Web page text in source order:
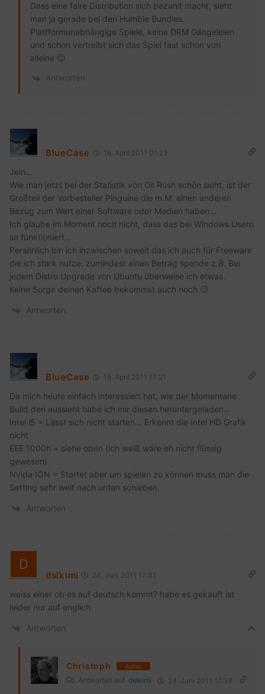
Dass eine faire Distribution sich bezahlt macht, sieht
man ja gerade bei den Humble Bundles.
Plattformunabhängige Spiele, keine DRM Gängeleien
und schon vertreibt sich das Spiel fast schon von
alleine 🙂
Antworten
BlueCase 16. April 2011 01:23
Jein…
Wie man jetzt bei der Statistik von Oil Rush schön sieht, ist der
Großteil der Vorbesteller Pinguine die m.M. einen anderen
Bezug zum Wert einer Software oder Medien haben…
Ich glaube im Moment noch nicht, dass das bei Windows Usern
so funktioniert…
Persönlich bin ich inzwischen soweit das ich auch für Freeware
die ich stark nutze, zumindest einen Betrag spende z.B. Bei
jedem Distro Upgrade von Ubuntu überweise ich etwas.
Keine Sorge deinen Kaffee bekommst auch noch 😉
Antworten
BlueCase 16. April 2011 17:21
Da mich heute einfach interessiert hat, wie der Momentane
Build den aussieht habe ich mir diesen heruntergeladen…
Intel i5 = Lässt sich nicht starten… Erkennt die Intel HD Grafik
nicht
EEE 1000h = siehe oben (ich weiß wäre eh nicht flüssig
gewesen)
Nvida ION = Startet aber um spielen zu können muss man die
Setting sehr weit nach unten schieben.
Antworten
dslkimi 24. Juni 2011 17:31
weiss einer ob es auf deutsch kommt? habe es gekauft ist
leider nur auf englich
Antworten
Christoph Autor
Antworten auf dslkimi 24. Juni 2011 17:38